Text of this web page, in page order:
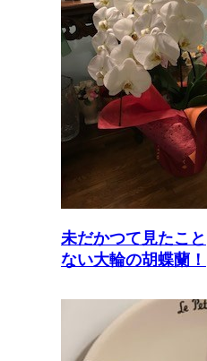
未だかつて見たこと
ない大輪の胡蝶蘭！